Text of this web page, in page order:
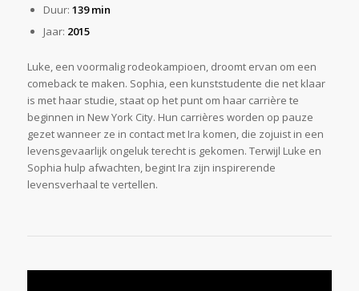
Duur: 139 min
Jaar: 2015
Luke, een voormalig rodeokampioen, droomt ervan om een
comeback te maken. Sophia, een kunststudente die net klaar
is met haar studie, staat op het punt om haar carrière te
beginnen in New York City. Hun carrières worden op pauze
gezet wanneer ze in contact met Ira komen, die zojuist in een
levensgevaarlijk ongeluk terecht is gekomen. Terwijl Luke en
Sophia hulp afwachten, begint Ira zijn inspirerende
levensverhaal te vertellen.